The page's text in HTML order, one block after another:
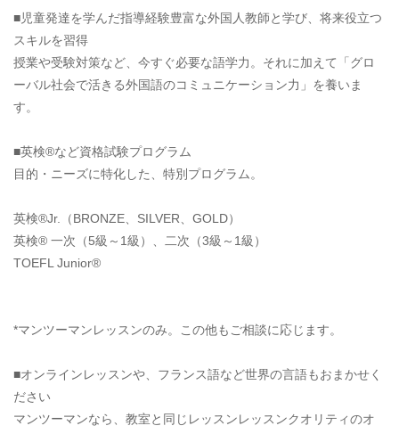
■児童発達を学んだ指導経験豊富な外国人教師と学び、将来役立つ
スキルを習得
授業や受験対策など、今すぐ必要な語学力。それに加えて「グロ
ーバル社会で活きる外国語のコミュニケーション力」を養いま
す。
■英検®など資格試験プログラム
目的・ニーズに特化した、特別プログラム。
英検®Jr.（BRONZE、SILVER、GOLD）
英検® 一次（5級～1級）、二次（3級～1級）
TOEFL Junior®
*マンツーマンレッスンのみ。この他もご相談に応じます。
■オンラインレッスンや、フランス語など世界の言語もおまかせく
ださい
マンツーマンなら、教室と同じレッスンレッスンクオリティのオ